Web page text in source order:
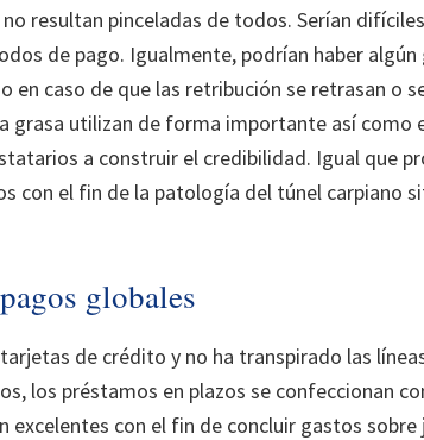
resultan pinceladas de todos. Serían
de pago. Igualmente, podrían haber
en caso de que las retribución se retrasan o
grasa utilizan de forma importante así­ como
a construir el credibilidad. Igual que
con el fin de la patologí­a del túnel carpiano
globales
de crédito y no ha transpirado las
los préstamos en plazos se confeccionan
excelentes con el fin de concluir gastos